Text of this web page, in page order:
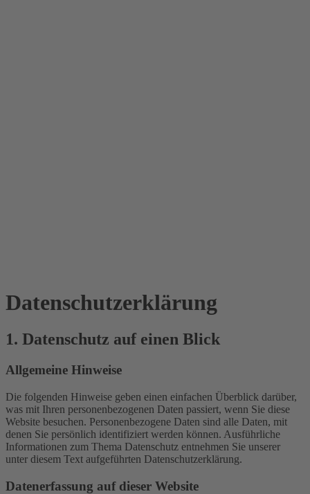
Datenschutz­erklärung
1. Datenschutz auf einen Blick
Allgemeine Hinweise
Die folgenden Hinweise geben einen einfachen Überblick darüber,
was mit Ihren personenbezogenen Daten passiert, wenn Sie diese
Website besuchen. Personenbezogene Daten sind alle Daten, mit
denen Sie persönlich identifiziert werden können. Ausführliche
Informationen zum Thema Datenschutz entnehmen Sie unserer
unter diesem Text aufgeführten Datenschutzerklärung.
Datenerfassung auf dieser Website